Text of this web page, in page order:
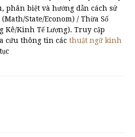
phân biệt và hướng dẫn cách sử
State/Econom) / Thừa Số
Kê/Kinh Tế Lượng). Truy cập
cứu thông tin các thuật ngữ kinh